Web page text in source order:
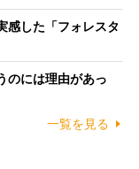
感した「フォレスタ
のには理由があっ
一覧を見る